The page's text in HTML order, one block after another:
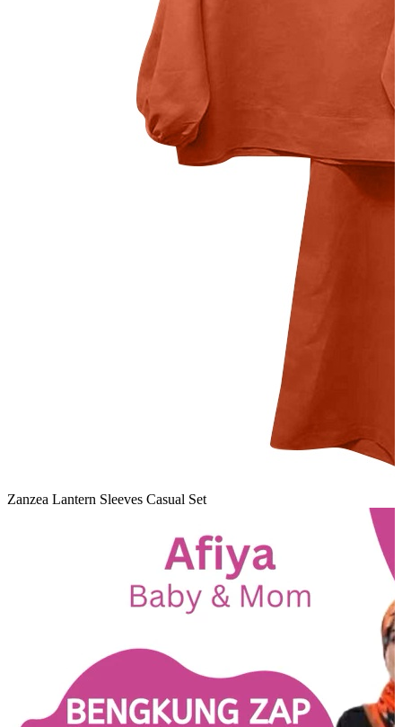
Zanzea Lantern Sleeves Casual Set